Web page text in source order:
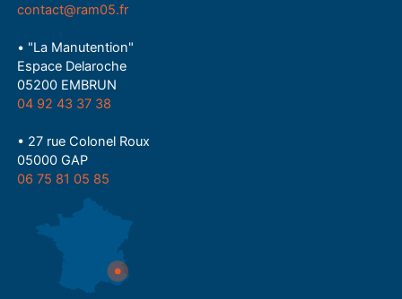
contact@ram05.fr
• "La Manutention"
Espace Delaroche
05200 EMBRUN
04 92 43 37 38
• 27 rue Colonel Roux
05000 GAP
06 75 81 05 85